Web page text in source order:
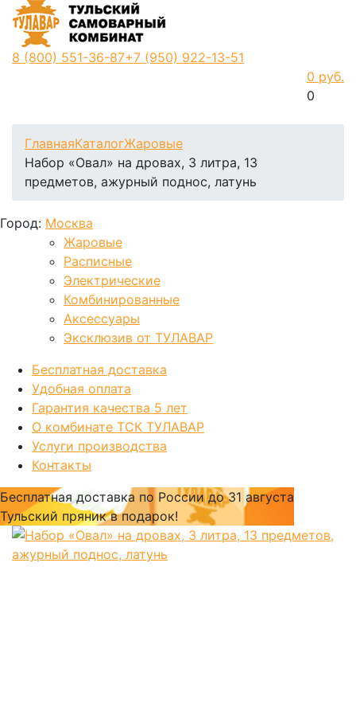
8 (800) 551-36-87+7 (950) 922-13-51
0 руб.
0
ГлавнаяКаталогЖаровые
Набор «Овал» на дровах, 3 литра, 13
предметов, ажурный поднос, латунь
Город: Москва
Жаровые
Расписные
Электрические
Комбинированные
Аксессуары
Эксклюзив от ТУЛАВАР
Бесплатная доставка
Удобная оплата
Гарантия качества 5 лет
О комбинате ТСК ТУЛАВАР
Услуги производства
Контакты
Бесплатная доставка по России до 31 августа
Тульский пряник в подарок!